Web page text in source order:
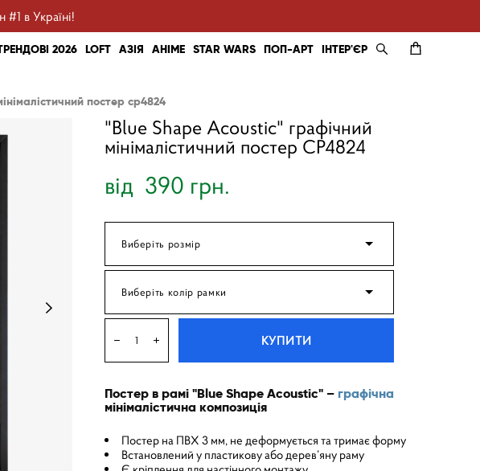
#1 в Україні!
2026 LOFT АЗІЯ АНІМЕ STAR WARS ПОП-АРТ ІНТЕР'ЄР
постер cp4824
"Blue Shape Acoustic" графічний
мінімалістичний постер CP4824
від 390 грн.
Виберіть розмір
Виберіть колір рамки
КУПИТИ
Постер в рамі "Blue Shape Acoustic" – графічна
мінімалістична композиція
Постер на ПВХ 3 мм, не деформується та тримає форму
Встановлений у пластикову або дерев’яну раму